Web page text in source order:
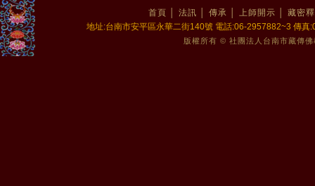
首頁 法訊 傳承 上師開示
藏密
地址:台南市安平區永華二街140號 電話:06-2957882~3 傳
版權所有 © 社團法人台南市藏傳